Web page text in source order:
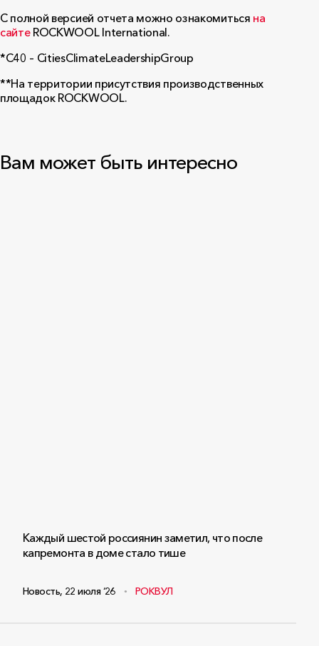
C полной версией отчета можно ознакомиться на
сайтеROCKWOOL International.
*С40 – CitiesClimateLeadershipGroup
**На территории присутствия производственных
площадок ROCKWOOL.
Вам может быть интересно
Каждый шестой россиянин заметил, что после
капремонта в доме стало тише
Новость, 22 июля ‘26 РОКВУЛ